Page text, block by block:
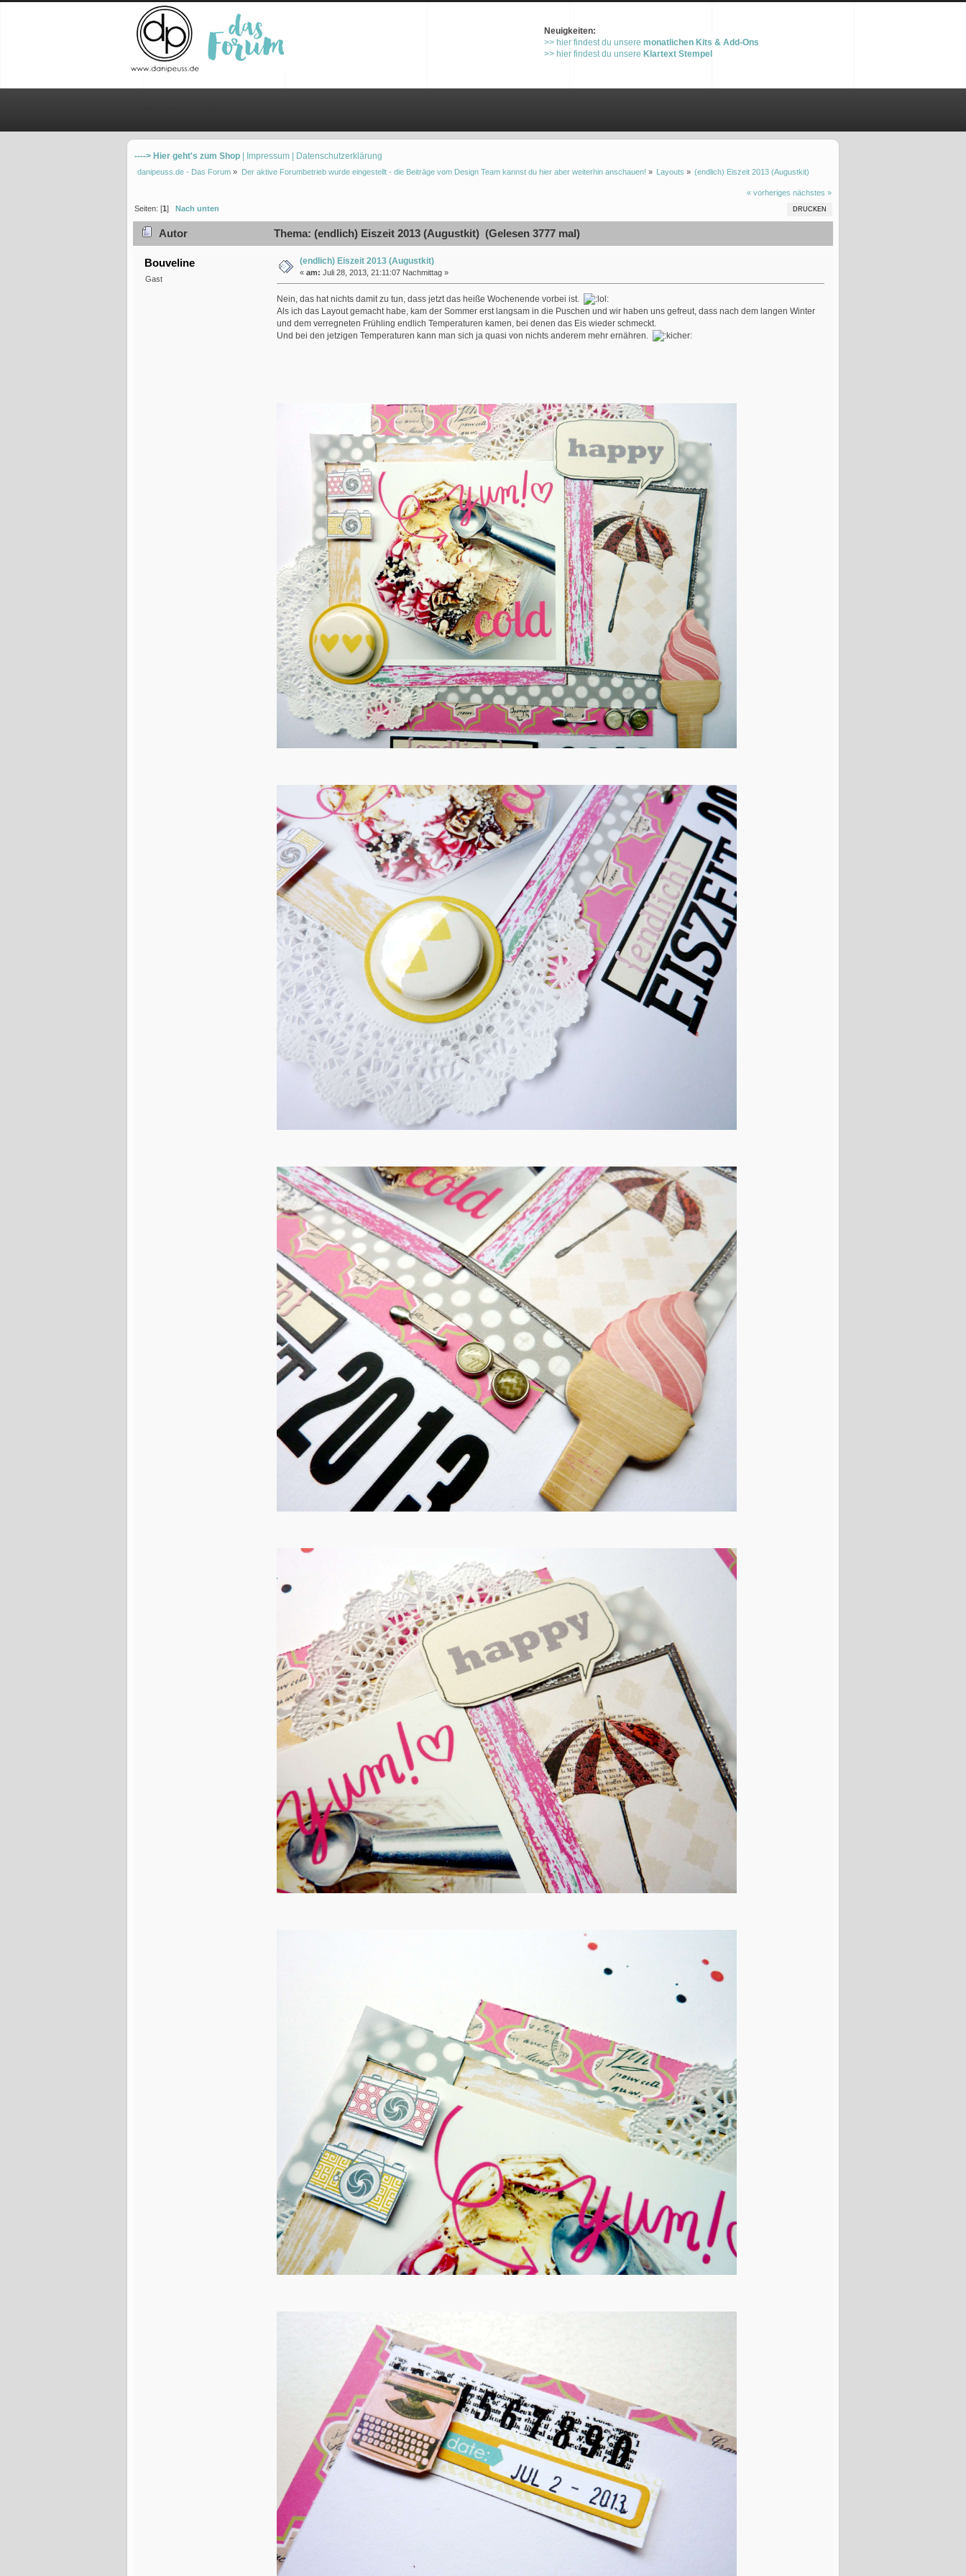
Neuigkeiten:
>> hier findest du unsere monatlichen Kits & Add-Ons
>> hier findest du unsere Klartext Stempel
----> Hier geht's zum Shop | Impressum | Datenschutzerklärung
danipeuss.de - Das Forum » Der aktive Forumbetrieb wurde eingestellt - die Beiträge vom Design Team kannst du hier aber weiterhin anschauen! » Layouts » (endlich) Eiszeit 2013 (Augustkit)
« vorheriges nächstes »
DRUCKEN
Seiten: [1] Nach unten
Autor Thema: (endlich) Eiszeit 2013 (Augustkit) (Gelesen 3777 mal)
Bouveline
Gast
(endlich) Eiszeit 2013 (Augustkit)
« am: Juli 28, 2013, 21:11:07 Nachmittag »
Nein, das hat nichts damit zu tun, dass jetzt das heiße Wochenende vorbei ist.
Als ich das Layout gemacht habe, kam der Sommer erst langsam in die Puschen und wir haben uns gefreut, dass nach dem langen Winter
und dem verregneten Frühling endlich Temperaturen kamen, bei denen das Eis wieder schmeckt.
Und bei den jetzigen Temperaturen kann man sich ja quasi von nichts anderem mehr ernähren.